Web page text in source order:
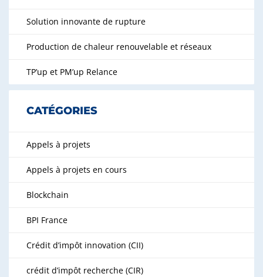
Solution innovante de rupture
Production de chaleur renouvelable et réseaux
TP’up et PM’up Relance
CATÉGORIES
Appels à projets
Appels à projets en cours
Blockchain
BPI France
Crédit d’impôt innovation (CII)
crédit d’impôt recherche (CIR)